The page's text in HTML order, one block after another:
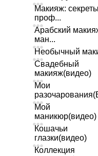
Макияж: секреты
проф...
Арабский
ман...
Необычный
Свадебный
макияж(видео)
Мои
Мой
маникюр(видео)
Кошачьи
глазки(видео)
Коллекция